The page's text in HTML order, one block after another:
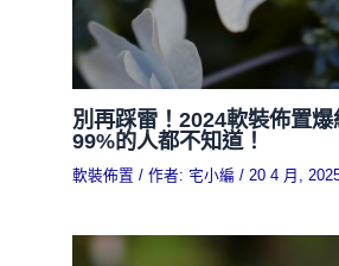
別再踩雷！2024軟裝佈置爆
99%的人都不知道！
軟裝佈置 / 作者: 宅小編/ 20 4 月,